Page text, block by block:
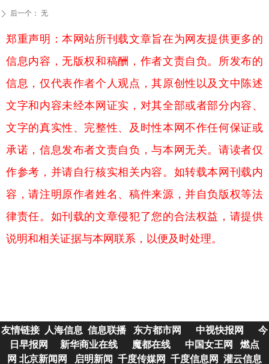
ꄲ 后一个： 无
郑重声明：本网站所刊载文章旨在为网友提供更多的
信息内容，无版权和稿酬，作者文责自负。所发布的
信息，仅代表作者个人观点，其原创性以及文中陈述
文字和内容未经本网证实，对其全部或者部分内容、
文字的真实性、完整性、及时性本网不作任何保证或
承诺，信息发布者文责自负，与本网无关。请读者仅
作参考，并请自行核实相关内容。如转载本网刊载内
容，请注明原作者姓名、稿件来源，并自负版权等法
律责任。如刊载的文章侵犯了您的合法权益，请提供
说明和相关证据与本网联系，以便及时处理。
友情链接 人海信息 信息联播 东方都市网 中视快报网
今
日早报网
新华商业在线 魔都在线 中国女王网
燃点
网 北京新闻网 启明新闻 千度传媒网 千度信息网 灌云信息